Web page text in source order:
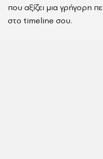
που αξίζει μια γρήγορη
στο timeline σου.